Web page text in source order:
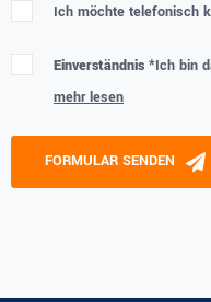
Ich möchte telefonisch
Einverständnis *Ich bin
mehr lesen
Please leave this field empty.
FORMULAR SENDEN